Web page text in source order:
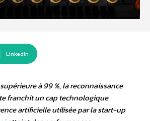
Linkedin
à 99 %, la reconnaissance
franchit un cap technologique
artificielle utilisée par la start-up